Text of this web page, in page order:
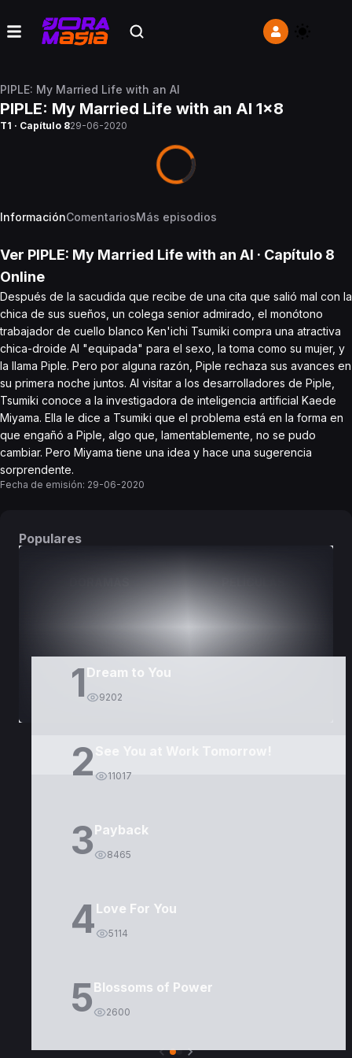
PIPLE: My Married Life with an AI
PIPLE: My Married Life with an AI 1x8
T1 · Capítulo 829-06-2020
InformaciónComentariosMás episodios
Ver PIPLE: My Married Life with an AI · Capítulo 8
Online
Después de la sacudida que recibe de una cita que salió mal con la
chica de sus sueños, un colega senior admirado, el monótono
trabajador de cuello blanco Ken'ichi Tsumiki compra una atractiva
chica-droide AI "equipada" para el sexo, la toma como su mujer, y
la llama Piple. Pero por alguna razón, Piple rechaza sus avances en
su primera noche juntos. Al visitar a los desarrolladores de Piple,
Tsumiki conoce a la investigadora de inteligencia artificial Kaede
Miyama. Ella le dice a Tsumiki que el problema está en la forma en
que engañó a Piple, algo que, lamentablemente, no se pudo
cambiar. Pero Miyama tiene una idea y hace una sugerencia
sorprendente.
Fecha de emisión: 29-06-2020
Populares
1 Dream to You
9202
2 11017
3Payback
8465
4Love For You
5114
5Blossoms of Power
2600